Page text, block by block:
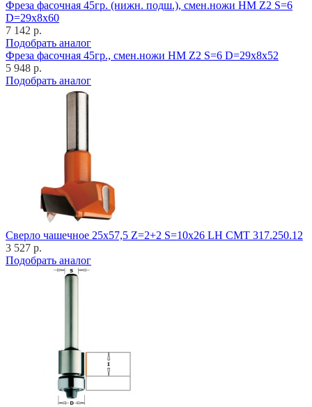
Фреза фасочная 45гр. (нижн. подш.), смен.ножи HM Z2 S=6
D=29x8x60
7 142 р.
Подобрать аналог
Фреза фасочная 45гр., смен.ножи HM Z2 S=6 D=29x8x52
5 948 р.
Подобрать аналог
Cверло чашечное 25x57,5 Z=2+2 S=10x26 LH CMT 317.250.12
3 527 р.
Подобрать аналог